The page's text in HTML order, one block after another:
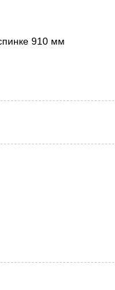
910 мм